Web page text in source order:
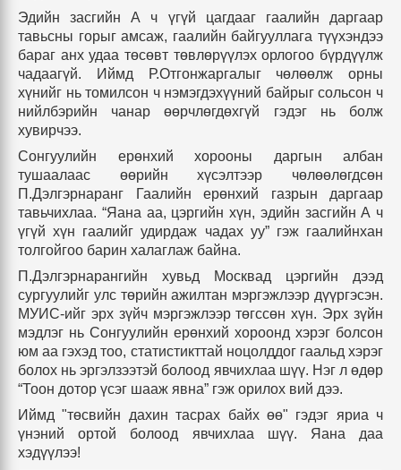
Эдийн засгийн А ч үгүй цагдааг гаалийн даргаар
тавьсны горыг амсаж, гаалийн байгууллага түүхэндээ
бараг анх удаа төсөвт төвлөрүүлэх орлогоо бүрдүүлж
чадаагүй. Иймд Р.Отгонжаргалыг чөлөөлж орны
хүнийг нь томилсон ч нэмэгдэхүүний байрыг сольсон ч
нийлбэрийн чанар өөрчлөгдөхгүй гэдэг нь болж
хувирчээ.
Сонгуулийн ерөнхий хорооны даргын албан
тушаалаас өөрийн хүсэлтээр чөлөөлөгдсөн
П.Дэлгэрнаранг Гаалийн ерөнхий газрын даргаар
тавьчихлаа. “Яана аа, цэргийн хүн, эдийн засгийн А ч
үгүй хүн гаалийг удирдаж чадах уу” гэж гаалийнхан
толгойгоо барин халаглаж байна.
П.Дэлгэрнарангийн хувьд Москвад цэргийн дээд
сургуулийг улс төрийн ажилтан мэргэжлээр дүүргэсэн.
МУИС-ийг эрх зүйч мэргэжлээр төгссөн хүн. Эрх зүйн
мэдлэг нь Сонгуулийн ерөнхий хороонд хэрэг болсон
юм аа гэхэд тоо, статистикттай ноцолддог гаальд хэрэг
болох нь эргэлзээтэй болоод явчихлаа шүү. Нэг л өдөр
“Тоон дотор үсэг шааж явна” гэж орилох вий дээ.
Иймд "төсвийн дахин тасрах байх өө" гэдэг яриа ч
үнэний ортой болоод явчихлаа шүү. Яана даа
хэдүүлээ!